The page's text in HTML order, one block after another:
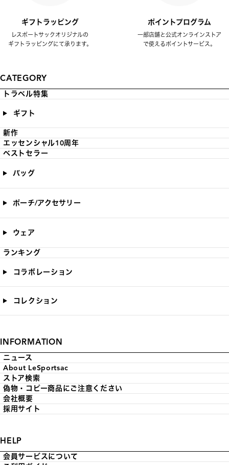
ギフトラッピング
レスポートサックオリジナルの
ギフトラッピングにて承ります。
ポイントプログラム
一部店舗と公式オンラインストア
で使えるポイントサービス。
CATEGORY
トラベル特集
ギフト
新作
エッセンシャル10周年
ベストセラー
バッグ
ポーチ/アクセサリー
ウェア
ランキング
コラボレーション
コレクション
INFORMATION
ニュース
About LeSportsac
ストア検索
偽物・コピー商品にご注意ください
会社概要
採用サイト
HELP
会員サービスについて